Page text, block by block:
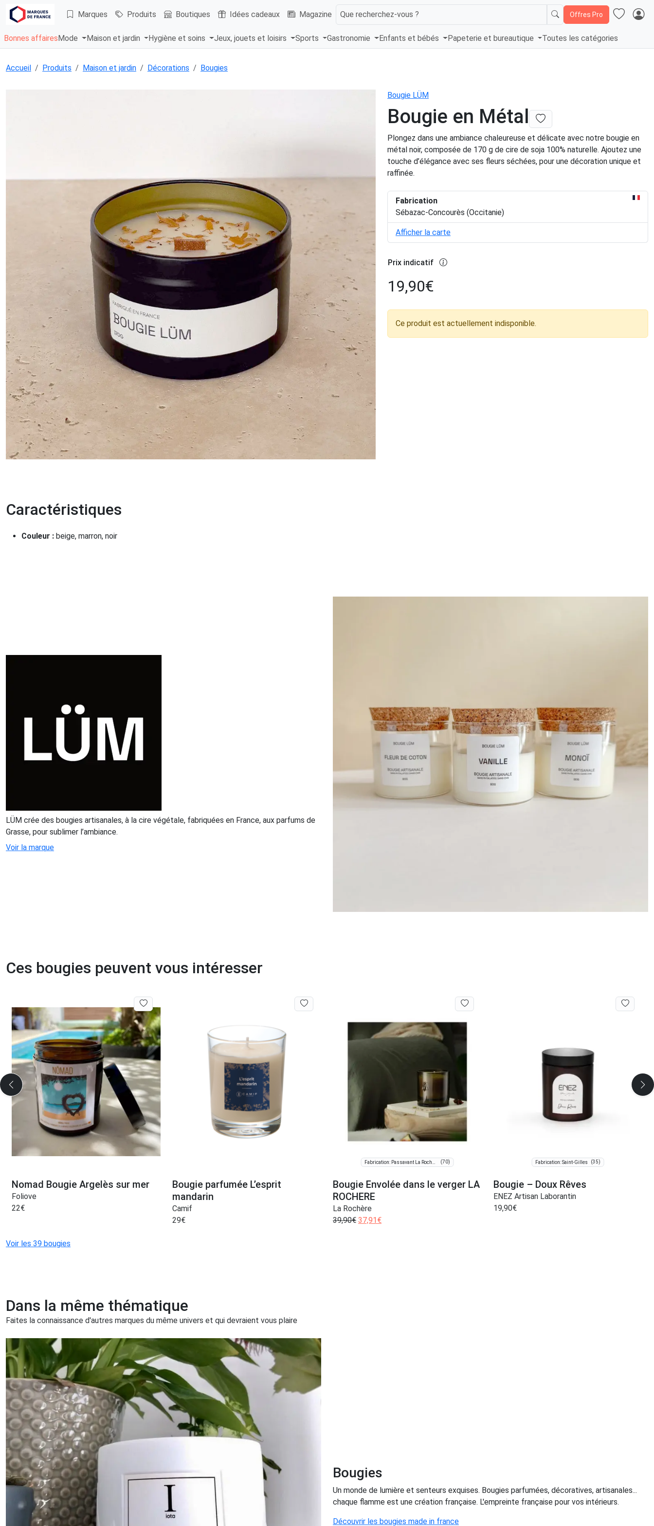
Marques Produits Boutiques Idées cadeaux Magazine Que recherchez-vous ? Offres Pro
Bonnes affaires Mode Maison et jardin Hygiène et soins Jeux, jouets et loisirs Sports Gastronomie Enfants et bébés Papeterie et bureautique Toutes les catégories
Accueil Produits Maison et jardin Décorations Bougies
Bougie LÜM
Bougie en Métal
Plongez dans une ambiance chaleureuse et délicate avec notre bougie en
métal noir, composée de 170 g de cire de soja 100% naturelle. Ajoutez une
touche d’élégance avec ses fleurs séchées, pour une décoration unique et
raffinée.
Fabrication
Sébazac-Concourès (Occitanie)
Afficher la carte
Prix indicatif
19,90€
Ce produit est actuellement indisponible.
Caractéristiques
Couleur : beige, marron, noir
LÜM crée des bougies artisanales, à la cire végétale, fabriquées en France, aux parfums de
Grasse, pour sublimer l’ambiance.
Voir la marque
Ces bougies peuvent vous intéresser
Nomad Bougie Argelès sur mer
Foliove
22€
Bougie parfumée L’esprit
mandarin
Camif
29€
(70)
Bougie Envolée dans le verger LA
ROCHERE
La Rochère
39,90€ 37,91 €
Fabrication: Saint-Gilles (35)
Bougie – Doux Rêves
ENEZ Artisan Laborantin
19,90€
Voir les 39 bougies
Dans la même thématique
Faites la connaissance d'autres marques du même univers et qui devraient vous plaire
Bougies
Un monde de lumière et senteurs exquises. Bougies parfumées, décoratives, artisanales...
chaque flamme est une création française. L'empreinte française pour vos intérieurs.
Découvrir les bougies made in france